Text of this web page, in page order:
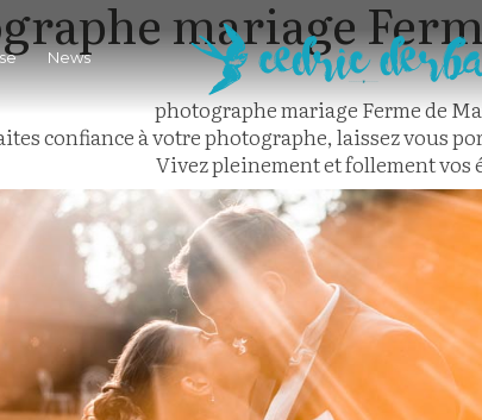
News mariage
photographe mariage Ferme de
confiance à votre photographe, laissez vous
Vivez pleinement et follement vos